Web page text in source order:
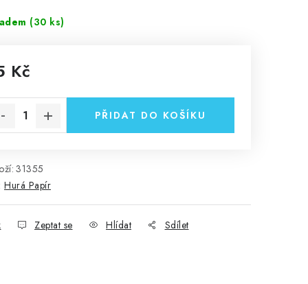
(30 ks)
Kč
PŘIDAT DO KOŠÍKU
31355
Hurá Papír
Zeptat se Hlídat Sdílet